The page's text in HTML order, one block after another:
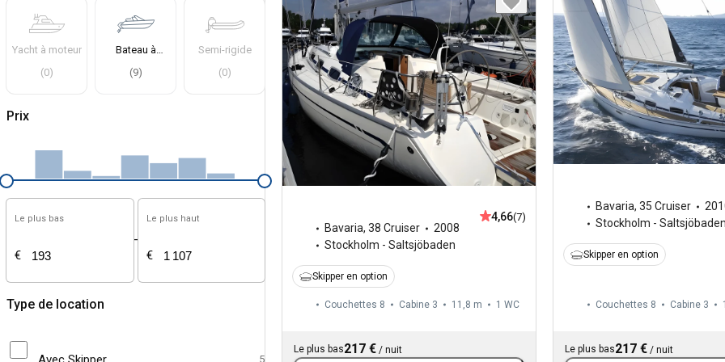
Yacht à moteur
(0)
Bateau à
(9)
Semi-rigide
(0)
Prix
Le plus bas
€
-
Le plus haut
€
Type de location
5
Bavaria, 38 Cruiser
2008
Stockholm - Saltsjöbaden
4,66(7)
Skipper en option
Couchettes 8 Cabine 3 11,8 m 1 WC
Le plus bas217 € / nuit
Bavaria, 35 Cruiser
Stockholm -
Skipper en option
Couchettes 8 Cabine 3
Le plus bas217 €/ nuit